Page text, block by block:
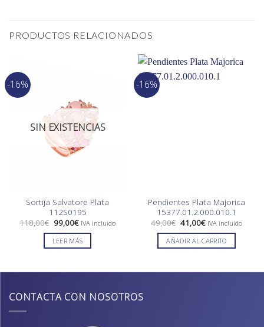
PRODUCTOS RELACIONADOS
-16%
SIN EXISTENCIAS
Sortija Salvatore Plata
112S0195
118,00€ El
precio
original
era:
99,00€El
actual
es:
IVA incluido
LEER MÁS
-16%
Pendientes Plata Majorica
15377.01.2.000.010.1
49,00€ El
precio
original
era:
41,00€El
actual
es:
IVA incluido
AÑADIR AL CARRITO
CONTACTA CON NOSOTROS